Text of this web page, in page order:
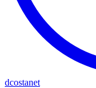
dcostanet